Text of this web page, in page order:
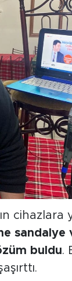
cihazlara
sandalye
buldu.